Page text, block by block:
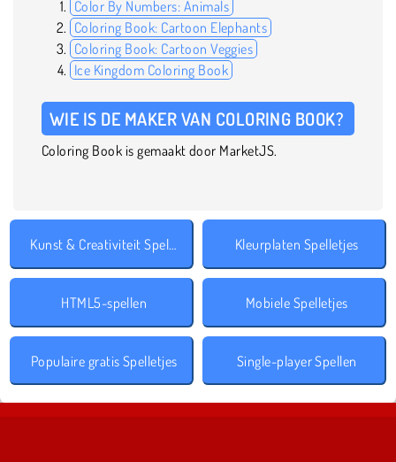
Color By Numbers: Animals
Coloring Book: Cartoon Elephants
Coloring Book: Cartoon Veggies
Ice Kingdom Coloring Book
WIE IS DE MAKER VAN COLORING BOOK?
Coloring Book is gemaakt door MarketJS.
Kunst & Creativiteit Spelletjes Kleurplaten Spelletjes
HTML5-spellen Mobiele Spelletjes
Populaire gratis Spelletjes Single-player Spellen